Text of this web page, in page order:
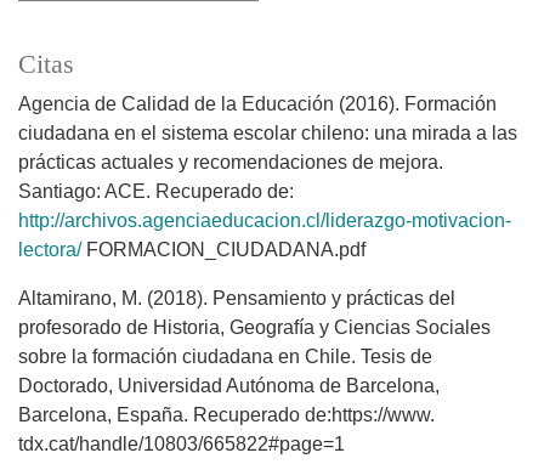
Citas
Agencia de Calidad de la Educación (2016). Formación
ciudadana en el sistema escolar chileno: una mirada a las
prácticas actuales y recomendaciones de mejora.
Santiago: ACE. Recuperado de:
http://archivos.agenciaeducacion.cl/liderazgo-motivacion-
lectora/FORMACION_CIUDADANA.pdf
Altamirano, M. (2018). Pensamiento y prácticas del
profesorado de Historia, Geografía y Ciencias Sociales
sobre la formación ciudadana en Chile. Tesis de
Doctorado, Universidad Autónoma de Barcelona,
Barcelona, España. Recuperado de:https://www.
tdx.cat/handle/10803/665822#page=1